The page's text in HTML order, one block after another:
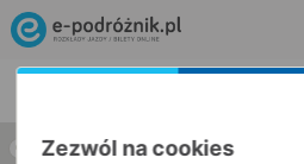
w jedną stronę w obie strony
Zezwól na cookies